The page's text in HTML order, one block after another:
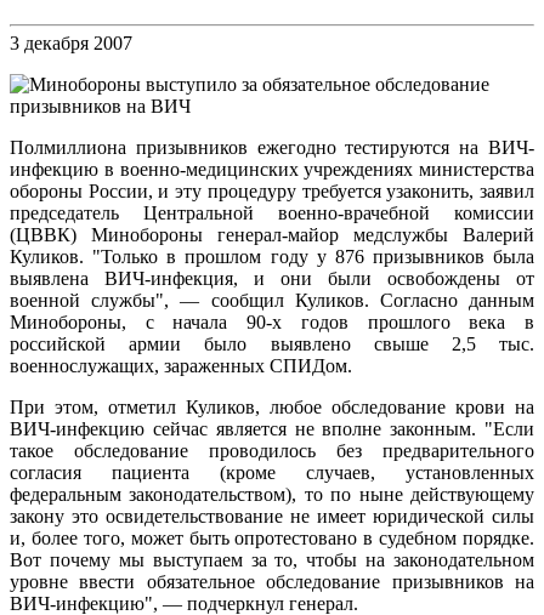
3 декабря 2007
Полмиллиона призывников ежегодно тестируются на ВИЧ-
инфекцию в военно-медицинских учреждениях министерства
обороны России, и эту процедуру требуется узаконить, заявил
председатель Центральной военно-врачебной комиссии
(ЦВВК) Минобороны генерал-майор медслужбы Валерий
Куликов. "Только в прошлом году у 876 призывников была
выявлена ВИЧ-инфекция, и они были освобождены от
военной службы", — сообщил Куликов. Согласно данным
Минобороны, с начала 90-х годов прошлого века в
российской армии было выявлено свыше 2,5 тыс.
военнослужащих, зараженных СПИДом.
При этом, отметил Куликов, любое обследование крови на
ВИЧ-инфекцию сейчас является не вполне законным. "Если
такое обследование проводилось без предварительного
согласия пациента (кроме случаев, установленных
федеральным законодательством), то по ныне действующему
закону это освидетельствование не имеет юридической силы
и, более того, может быть опротестовано в судебном порядке.
Вот почему мы выступаем за то, чтобы на законодательном
уровне ввести обязательное обследование призывников на
ВИЧ-инфекцию", — подчеркнул генерал.